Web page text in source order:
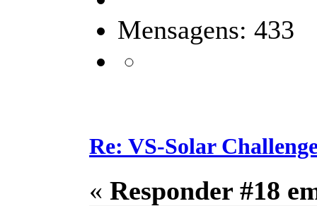
Mensagens: 433
Re: VS-Solar
« Responder #18